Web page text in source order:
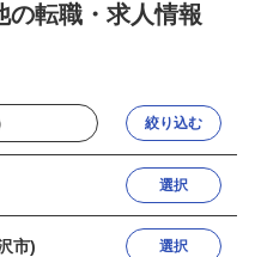
の転職・求人情報
絞り込む
選択
市) 選択